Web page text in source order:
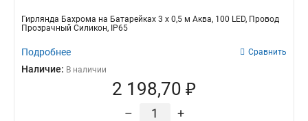
Гирлянда Бахрома на Батарейках 3 х 0,5 м Аква, 100 LED, Провод
Прозрачный Силикон, IP65
Подробнее Сравнить
Наличие: В наличии
2 198,70 ₽
– +